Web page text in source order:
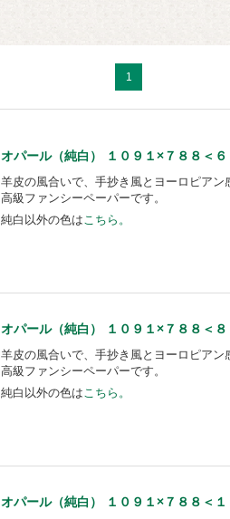
1
オパール（純白） １０９１×７８８＜
羊皮の風合いで、手抄き風とヨーロピアン
高級ファンシーペーパーです。
純白以外の色は こちら。
オパール（純白） １０９１×７８８＜
羊皮の風合いで、手抄き風とヨーロピアン
高級ファンシーペーパーです。
純白以外の色は こちら。
オパール（純白） １０９１×７８８＜